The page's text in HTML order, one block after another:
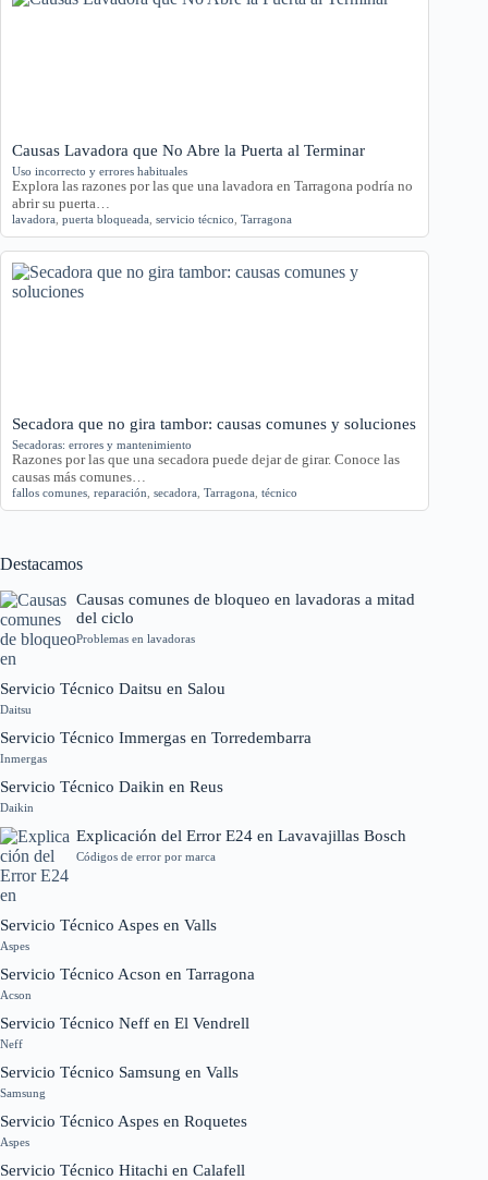
Causas Lavadora que No Abre la Puerta al Terminar
Uso incorrecto y errores habituales
Explora las razones por las que una lavadora en Tarragona podría no
abrir su puerta…
lavadora puerta bloqueada servicio técnico Tarragona
Secadora que no gira tambor: causas comunes y soluciones
Secadoras: errores y mantenimiento
Razones por las que una secadora puede dejar de girar. Conoce las
causas más comunes…
fallos comunes reparación secadora Tarragona técnico
Destacamos
Causas comunes de bloqueo en lavadoras a mitad
del ciclo
Problemas en lavadoras
Servicio Técnico Daitsu en Salou
Daitsu
Servicio Técnico Immergas en Torredembarra
Inmergas
Servicio Técnico Daikin en Reus
Daikin
Explicación del Error E24 en Lavavajillas Bosch
Códigos de error por marca
Servicio Técnico Aspes en Valls
Aspes
Servicio Técnico Acson en Tarragona
Acson
Servicio Técnico Neff en El Vendrell
Neff
Servicio Técnico Samsung en Valls
Samsung
Servicio Técnico Aspes en Roquetes
Aspes
Servicio Técnico Hitachi en Calafell